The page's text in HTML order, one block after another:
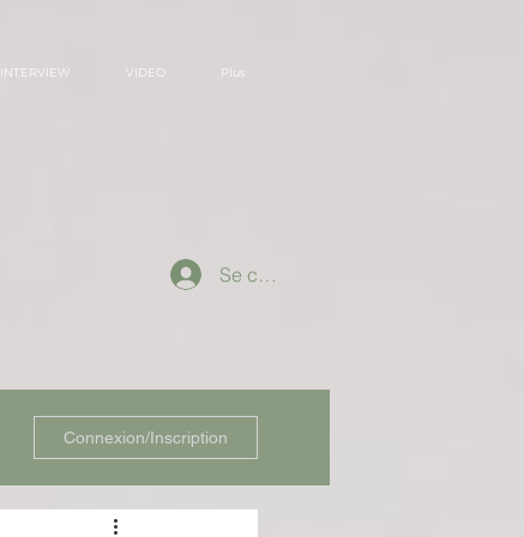
INTERVIEW VIDEO Plus
Se connecter
Connexion/Inscription